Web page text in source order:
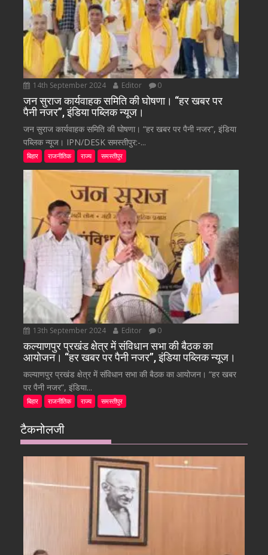
14th September 2024 Editor 0
जन सुराज कार्यवाहक समिति की घोषणा। “हर खबर पर
पैनी नजर”, इंडिया पब्लिक न्यूज।
जन सुराज कार्यवाहक समिति की घोषणा। “हर खबर पर पैनी नजर”, इंडिया
पब्लिक न्यूज। IPN/DESK समस्तीपुर:-...
बिहार राजनीतिक राज्य समस्तीपुर
13th September 2024 Editor 0
कल्याणपुर प्रखंड क्षेत्र में संविधान सभा की बैठक का
आयोजन। “हर खबर पर पैनी नजर”, इंडिया पब्लिक न्यूज।
कल्याणपुर प्रखंड क्षेत्र में संविधान सभा की बैठक का आयोजन। “हर खबर
पर पैनी नजर”, इंडिया...
बिहार राजनीतिक राज्य समस्तीपुर
टैकनोलजी